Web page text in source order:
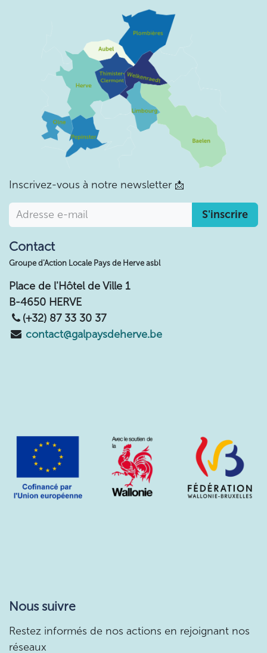
Inscrivez-vous à notre newsletter 📩
S'inscrire
Contact
Groupe d'Action Locale Pays de Herve asbl
Place de l'Hôtel de Ville 1
B-4650 HERVE
(+32) 87 33 30 37
contact@galpaysdeherve.be
Nous suivre
Restez informés de nos actions en rejoignant nos
réseaux